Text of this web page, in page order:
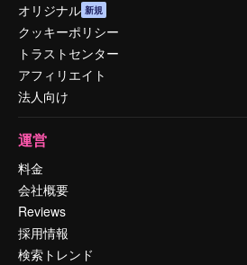
オリジナル 新規
クッキーポリシー
トラストセンター
アフィリエイト
法人向け
運営
料金
会社概要
Reviews
採用情報
検索トレンド